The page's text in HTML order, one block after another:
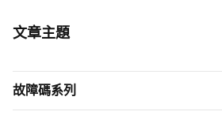
文章主題
故障碼系列